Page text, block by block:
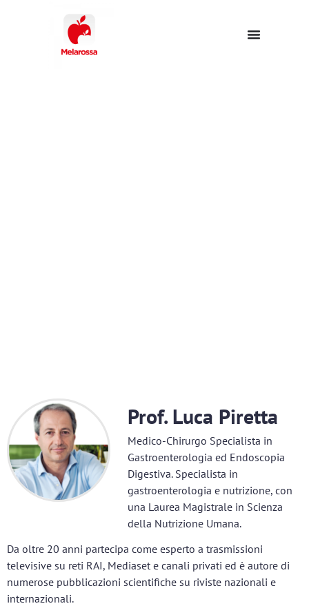
Prof. Luca Piretta
Medico-Chirurgo Specialista in
Gastroenterologia ed Endoscopia
Digestiva. Specialista in
gastroenterologia e nutrizione, con
una Laurea Magistrale in Scienza
della Nutrizione Umana.
Da oltre 20 anni partecipa come esperto a trasmissioni
televisive su reti RAI, Mediaset e canali privati ed è autore di
numerose pubblicazioni scientifiche su riviste nazionali e
internazionali.